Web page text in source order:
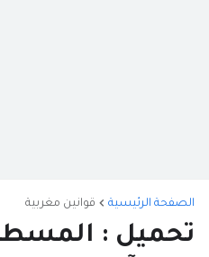
الصفحة الرئيسية قوانين مغربية